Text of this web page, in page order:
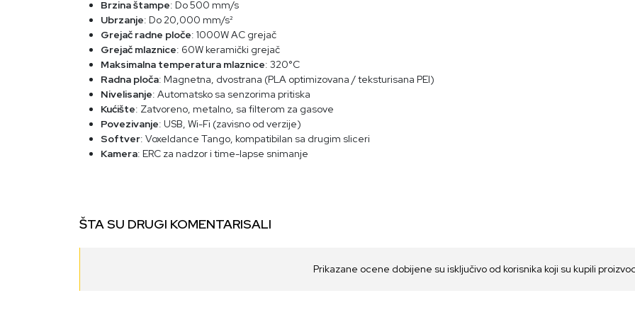
Brzina štampe: Do 500 mm/s
Ubrzanje: Do 20,000 mm/s²
Grejač radne ploče: 1000W AC grejač
Grejač mlaznice: 60W keramički grejač
Maksimalna temperatura mlaznice: 320°C
Radna ploča: Magnetna, dvostrana (PLA optimizovana / teksturisana PEI)
Nivelisanje: Automatsko sa senzorima pritiska
Kućište: Zatvoreno, metalno, sa filterom za gasove
Povezivanje: USB, Wi-Fi (zavisno od verzije)
Softver: Voxeldance Tango, kompatibilan sa drugim sliceri
Kamera: ERC za nadzor i time-lapse snimanje
ŠTA SU DRUGI KOMENTARISALI
Prikazane ocene dobijene su isključivo od korisnika koji su kupili